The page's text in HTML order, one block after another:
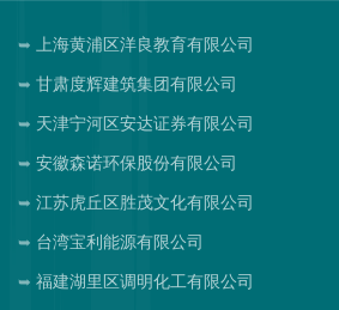
上海黄浦区洋良教育有限公司
甘肃度辉建筑集团有限公司
天津宁河区安达证券有限公司
安徽森诺环保股份有限公司
江苏虎丘区胜茂文化有限公司
台湾宝利能源有限公司
福建湖里区调明化工有限公司